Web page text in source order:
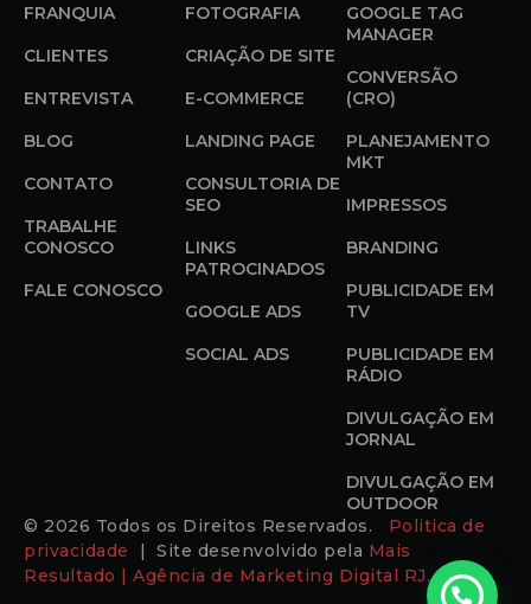
FRANQUIA
CLIENTES
ENTREVISTA
BLOG
CONTATO
TRABALHE
CONOSCO
FALE CONOSCO
FOTOGRAFIA
CRIAÇÃO DE SITE
E-COMMERCE
LANDING PAGE
CONSULTORIA DE
SEO
LINKS
PATROCINADOS
GOOGLE ADS
SOCIAL ADS
GOOGLE TAG
MANAGER
CONVERSÃO
(CRO)
PLANEJAMENTO
MKT
IMPRESSOS
BRANDING
PUBLICIDADE EM
TV
PUBLICIDADE EM
RÁDIO
DIVULGAÇÃO EM
JORNAL
DIVULGAÇÃO EM
OUTDOOR
© 2026 Todos os Direitos Reservados. Politica de
privacidade
| Site desenvolvido pela Mais
Resultado | Agência de Marketing Digital RJ.